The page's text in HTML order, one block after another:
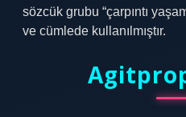
sözcük grubu “çarpıntı
ve cümlede kullanılmıştır.